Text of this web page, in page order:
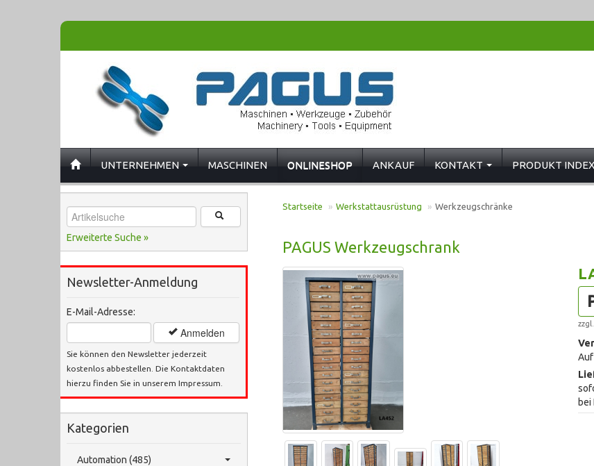
UNTERNEHMEN MASCHINEN ONLINESHOP ANKAUF KONTAKT PRODUKT INDEX
Erweiterte Suche »
Newsletter-Anmeldung
E-Mail-Adresse:
Anmelden
Sie können den Newsletter jederzeit
kostenlos abbestellen. Die Kontaktdaten
hierzu finden Sie in unserem Impressum.
Kategorien
Automation (485)
Startseite » Werkstattausrüstung » Werkzeugschränke
PAGUS Werkzeugschrank
bei